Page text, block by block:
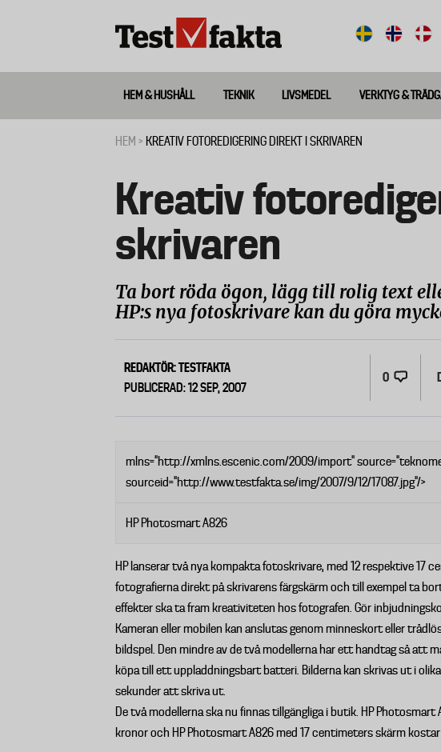
Huvudmeny
ny
HEM & HUSHÅLL TEKNIK LIVSMEDEL VERKTYG &
HEM KREATIV FOTOREDIGERING DIREKT I SKRIVAREN
Kreativ
skrivaren
Ta bort röda ögon, lägg till rolig text
HP:s nya fotoskrivare kan du göra
REDAKTÖR: TESTFAKTA
PUBLICERAD: 12 SEP, 2007
0
mlns="http://xmlns.escenic.com/2009/import"
sourceid="http://www.testfakta.se/img/2007/9/12/17087.jpg"/>
HP Photosmart A826
HP lanserar två nya kompakta fotoskrivare, med 12 respektive 17
fotografierna direkt på skrivarens färgskärm och till exempel ta
effekter ska ta fram kreativiteten hos fotografen. Gör
Kameran eller mobilen kan anslutas genom minneskort eller
bildspel. Den mindre av de två modellerna har ett handtag så att
köpa till ett uppladdningsbart batteri. Bilderna kan skrivas ut i
sekunder att skriva ut.
De två modellerna ska nu finnas tillgängliga i butik. HP
kronor och HP Photosmart A826 med 17 centimeters skärm